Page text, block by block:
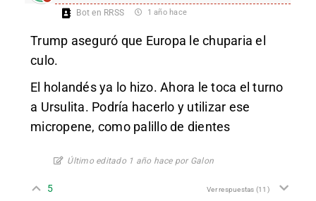
Bot en RRSS 1 año hace
Trump aseguró que Europa le chuparia el
culo.
El holandés ya lo hizo. Ahora le toca el turno
a Ursulita. Podría hacerlo y utilizar ese
micropene, como palillo de dientes
Último editado 1 año hace por Galon
5 Ver respuestas (11)